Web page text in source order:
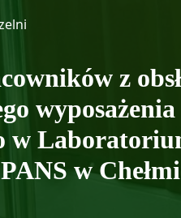
z
wyposażenia
w
w